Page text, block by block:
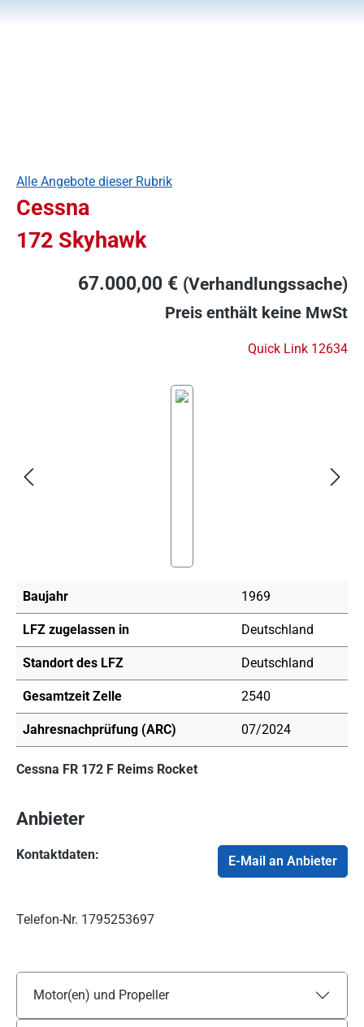
Alle Angebote dieser Rubrik
Cessna
172 Skyhawk
67.000,00 € (Verhandlungssache)
Preis enthält keine MwSt
Quick Link 12634
Baujahr 1969
LFZ zugelassen in Deutschland
Standort des LFZ Deutschland
Gesamtzeit Zelle 2540
Jahresnachprüfung (ARC) 07/2024
Cessna FR 172 F Reims Rocket
Anbieter
Kontaktdaten:
Telefon-Nr. 1795253697
E-Mail an Anbieter
Motor(en) und Propeller